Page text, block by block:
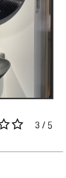
3 / 5